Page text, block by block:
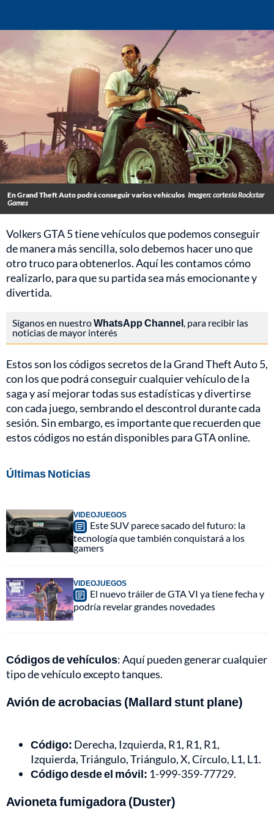
En Grand Theft Auto podrá conseguir varios vehículos Imagen: cortesía Rockstar
Games
Volkers GTA 5 tiene vehículos que podemos conseguir
de manera más sencilla, solo debemos hacer uno que
otro truco para obtenerlos. Aquí les contamos cómo
realizarlo, para que su partida sea más emocionante y
divertida.
Síganos en nuestroWhatsApp Channel, para recibir las
noticias de mayor interés
Estos son los códigos secretos de la Grand Theft Auto 5,
con los que podrá conseguir cualquier vehículo de la
saga y así mejorar todas sus estadísticas y divertirse
con cada juego, sembrando el descontrol durante cada
sesión. Sin embargo, es importante que recuerden que
estos códigos no están disponibles para GTA online.
Últimas Noticias
VIDEOJUEGOS
Este SUV parece sacado del futuro: la
tecnología que también conquistará a los
gamers
VIDEOJUEGOS
El nuevo tráiler de GTA VI ya tiene fecha y
podría revelar grandes novedades
Códigos de vehículos: Aquí pueden generar cualquier
tipo de vehículo excepto tanques.
Avión de acrobacias (Mallard stunt plane)
Código: Derecha, Izquierda, R1, R1, R1,
Izquierda, Triángulo, Triángulo, X, Círculo, L1, L1.
Código desde el móvil: 1-999-359-77729.
Avioneta fumigadora (Duster)